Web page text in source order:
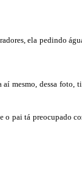
ela pedindo
mesmo, dessa
o pai tá preocupado